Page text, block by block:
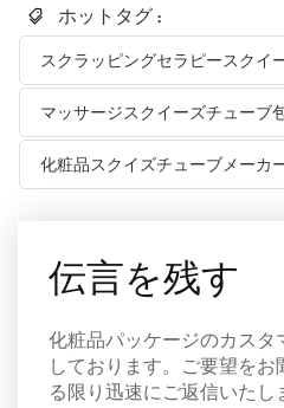
ホットタグ :
スクラッピングセラピースクイ
マッサージスクイーズチューブ
化粧品スクイズチューブメーカ
伝言を残す
化粧品パッケージのカス
しております。ご要望を
る限り迅速にご返信いたし